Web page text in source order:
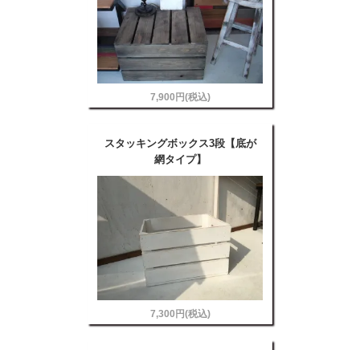
7,900円(税込)
スタッキングボックス3段【底が
網タイプ】
7,300円(税込)